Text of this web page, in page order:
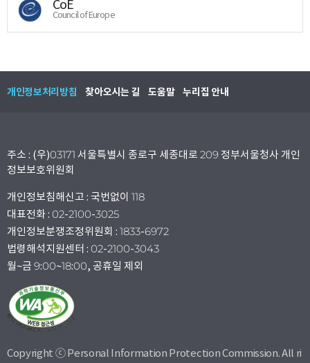
CoE
Council of Europe
개인정보처리방침 찾아오시는 길 도움말 누리집 안내
주소 : (우)03171 서울특별시 종로구 세종대로 209 정부서울청사 개인
정보보호위원회
개인정보침해신고 : 국번없이 118
대표전화 : 02-2100-3025
개인정보분쟁조정위원회 : 1833-6972
법령해석지원센터 : 02-2100-3043
월~금 9:00~18:00, 공휴일 제외
Copyright ⓒ Personal Information Protection Commission. All ri